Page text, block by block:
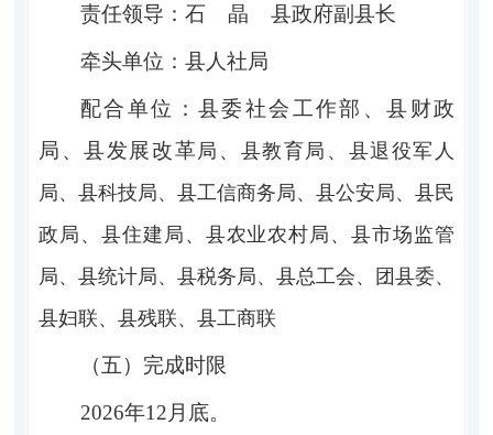
责任领导 ： 石 晶 县政府副县长
牵头单位 ：县人社局
配合单位 ：县委社会工作部、县财政
局、县发展改革局、 县教育局、县退役军人
局、县科技局、县工信商务局、县公安局、县民
政局、县住建局、县农业农村局、县市场监管
局、县统计局、县税务局、县总工会、团县委、
县妇联、县残联、县工商联
（五）完成时限
2026年12 月底。